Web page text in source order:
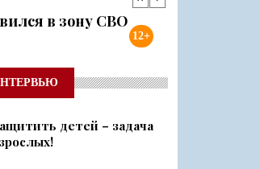
в зону СВО
учебному году
и бое...
12+
детей – задача